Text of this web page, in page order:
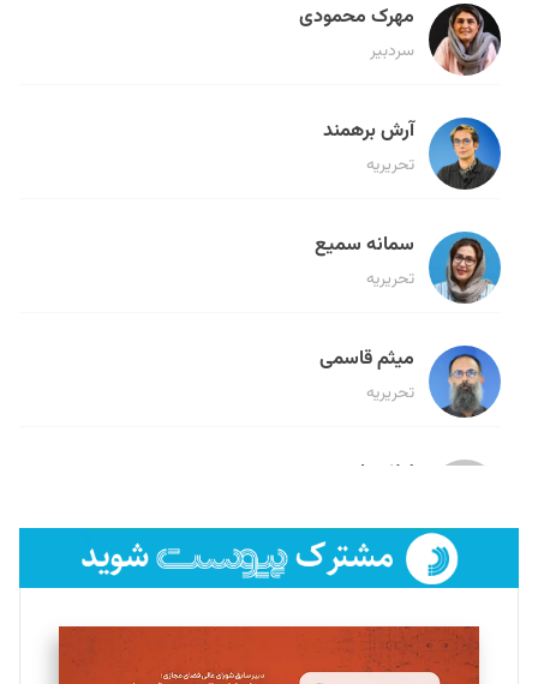
مهرک محمودی
سردبیر
آرش برهمند
تحریریه
سمانه سمیع
تحریریه
میثم قاسمی
تحریریه
لیلا حنارود
فائزه فتحی رستمی
تحریریه